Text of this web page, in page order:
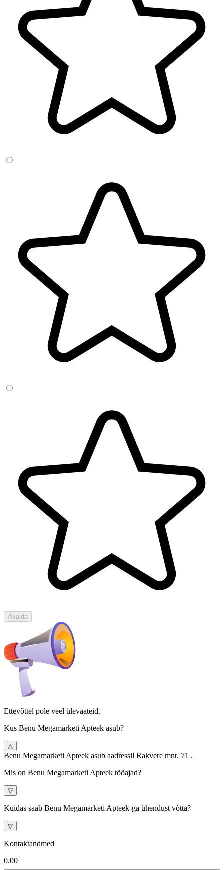
Avalda
Ettevõttel pole veel ülevaateid.
Kus Benu Megamarketi Apteek asub?
△
Benu Megamarketi Apteek asub aadressil Rakvere mnt. 71 .
Mis on Benu Megamarketi Apteek tööajad?
▽
Kuidas saab Benu Megamarketi Apteek-ga ühendust võtta?
▽
Kontaktandmed
0.00